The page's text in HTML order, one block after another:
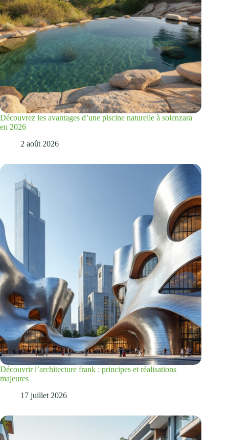
Découvrez les avantages d’une piscine naturelle à solenzara
en 2026
2 août 2026
Découvrir l’architecture frank : principes et réalisations
majeures
17 juillet 2026